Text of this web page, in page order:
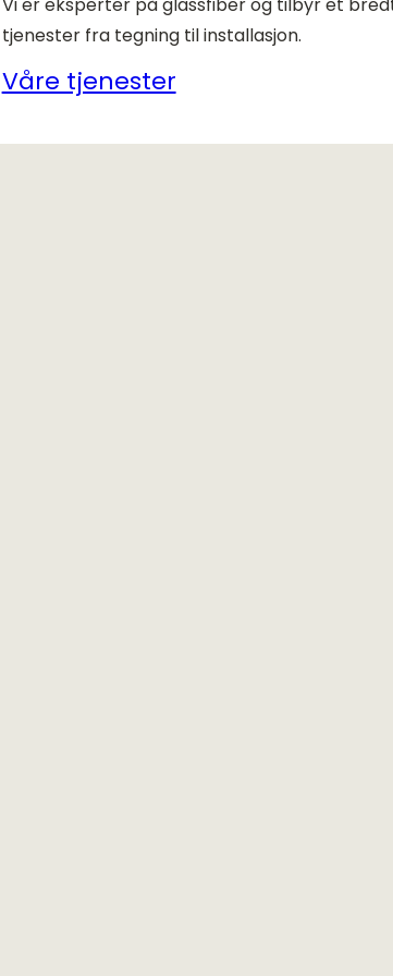
Vi er eksperter på glassfiber og tilbyr et
tjenester fra tegning til installasjon.
Våre tjenester